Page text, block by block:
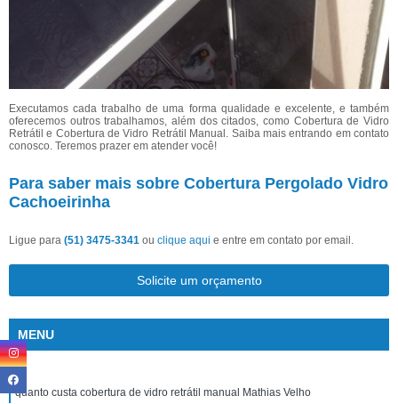
Executamos cada trabalho de uma forma qualidade e excelente, e também
oferecemos outros trabalhamos, além dos citados, como Cobertura de Vidro
Retrátil e Cobertura de Vidro Retrátil Manual. Saiba mais entrando em contato
conosco. Teremos prazer em atender você!
Para saber mais sobre Cobertura Pergolado Vidro
Cachoeirinha
Ligue para (51) 3475-3341 ou clique aqui e entre em contato por email.
Solicite um orçamento
MENU
quanto custa cobertura de vidro retrátil manual Mathias Velho